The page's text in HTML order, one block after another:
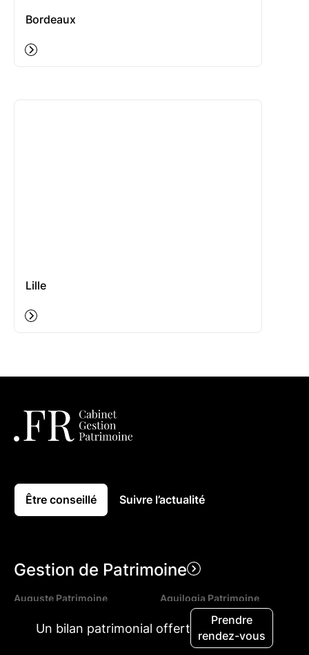
Bordeaux
Lille
Être conseillé Suivre l’actualité
Gestion de Patrimoine
Auguste Patrimoine Aquilogia Patrimoine
Aeternia Patrimoine Haussmann Patrimoine
Un bilan patrimonial offert
Prendre
rendez-vous